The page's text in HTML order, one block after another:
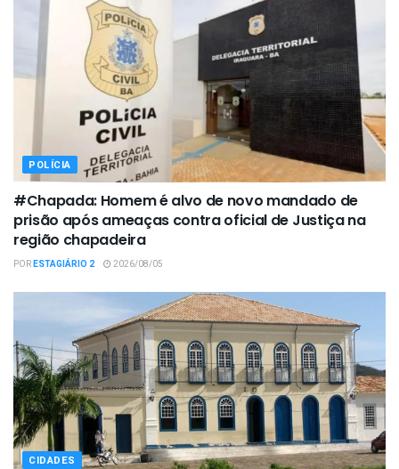
POLÍCIA
#Chapada: Homem é alvo de novo mandado de
prisão após ameaças contra oficial de Justiça na
região chapadeira
PORESTAGIÁRIO 2 2026/08/05
CIDADES